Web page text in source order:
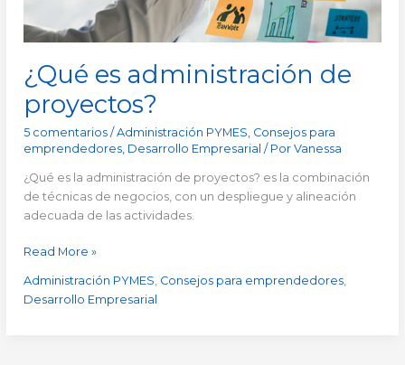
¿Qué es administración de
proyectos?
5 comentarios /Administración PYMES Consejos para
emprendedores Desarrollo Empresarial / PorVanessa
¿Qué es la administración de proyectos? es la combinación
de técnicas de negocios, con un despliegue y alineación
adecuada de las actividades.
Read More »
Administración PYMES Consejos para emprendedores
Desarrollo Empresarial